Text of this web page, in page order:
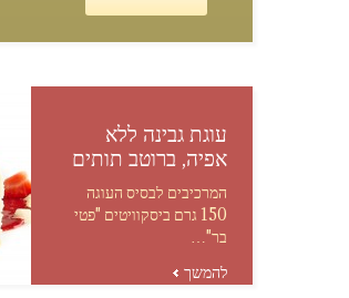
עוגת גבינה ללא
אפיה, ברוטב תותים
המרכיבים לבסיס העוגה
150 גרם ביסקוויטים "פטי
בר"…
להמשך